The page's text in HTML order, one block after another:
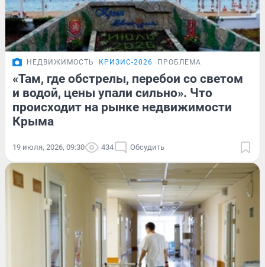
НЕДВИЖИМОСТЬ КРИЗИС-2026 ПРОБЛЕМА
«Там, где обстрелы, перебои со светом
и водой, цены упали сильно». Что
происходит на рынке недвижимости
Крыма
19 июля, 2026, 09:30 434 Обсудить